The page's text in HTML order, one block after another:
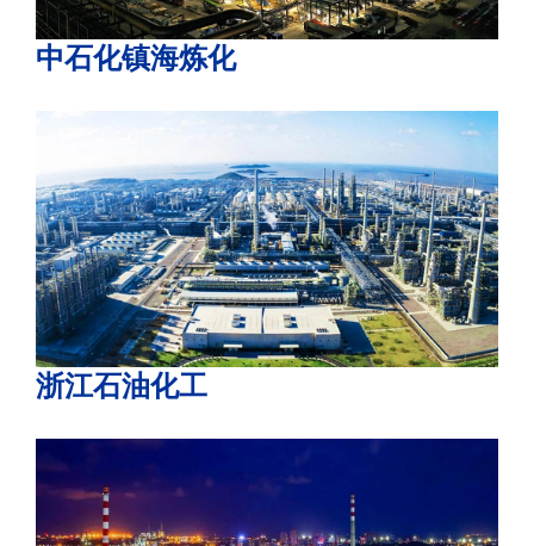
中石化镇海炼化
浙江石油化工